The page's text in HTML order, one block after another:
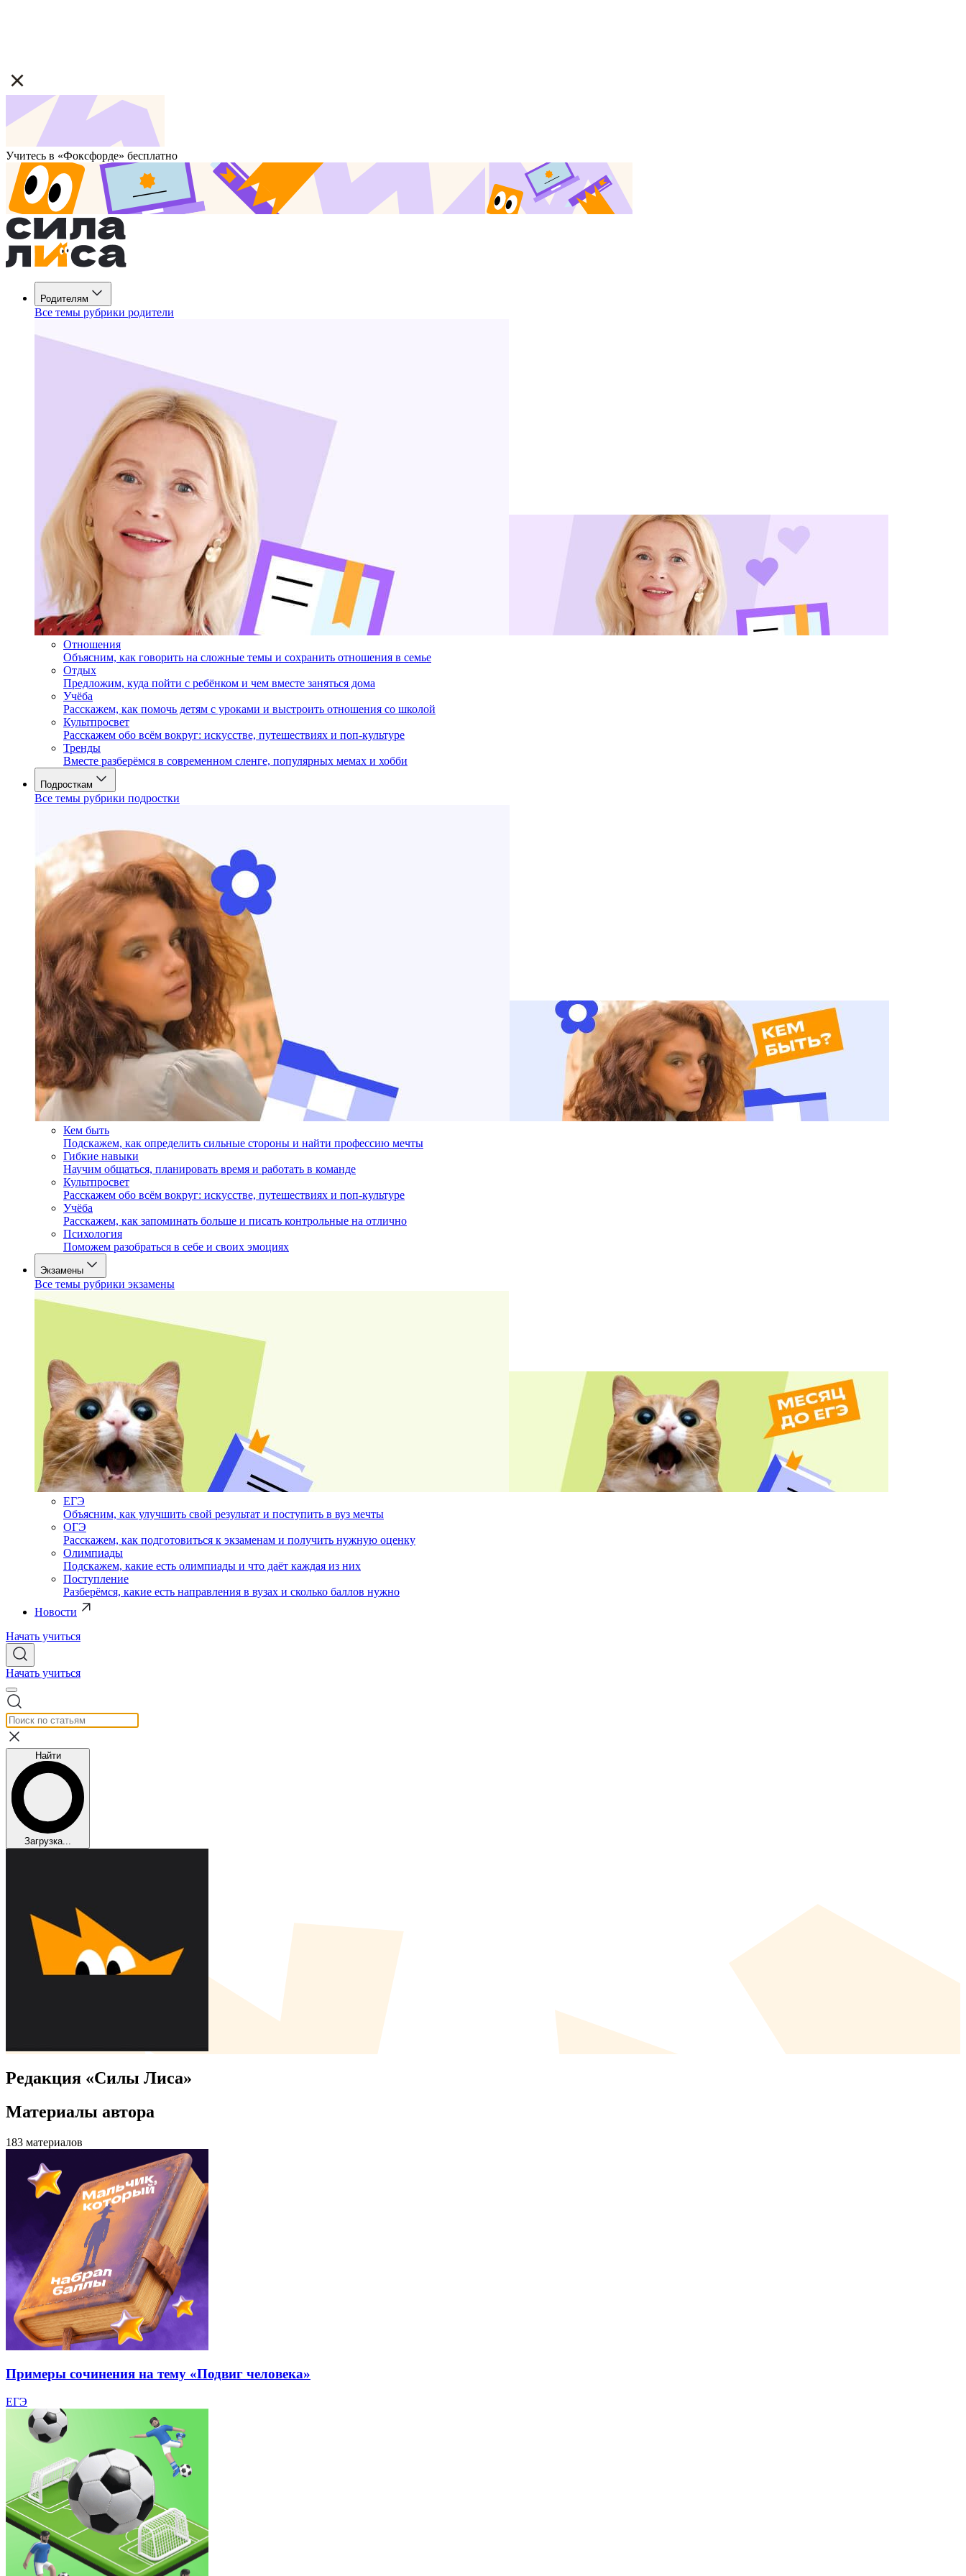
Учитесь в «Фоксфорде» бесплатно
Родителям
Все темы рубрики родители
Отношения
Объясним, как говорить на сложные темы и сохранить отношения в семье
Отдых
Предложим, куда пойти с ребёнком и чем вместе заняться дома
Учёба
Расскажем, как помочь детям с уроками и выстроить отношения со школой
Культпросвет
Расскажем обо всём вокруг: искусстве, путешествиях и поп-культуре
Тренды
Вместе разберёмся в современном сленге, популярных мемах и хобби
Подросткам
Все темы рубрики подростки
Кем быть
Подскажем, как определить сильные стороны и найти профессию мечты
Гибкие навыки
Научим общаться, планировать время и работать в команде
Культпросвет
Расскажем обо всём вокруг: искусстве, путешествиях и поп-культуре
Учёба
Расскажем, как запоминать больше и писать контрольные на отлично
Психология
Поможем разобраться в себе и своих эмоциях
Экзамены
Все темы рубрики экзамены
ЕГЭ
Объясним, как улучшить свой результат и поступить в вуз мечты
ОГЭ
Расскажем, как подготовиться к экзаменам и получить нужную оценку
Олимпиады
Подскажем, какие есть олимпиады и что даёт каждая из них
Поступление
Разберёмся, какие есть направления в вузах и сколько баллов нужно
Новости
Начать учиться
Начать учиться
Найти
Загрузка...
Редакция «Силы Лиса»
Материалы автора
183 материалов
Примеры сочинения на тему «Подвиг человека»
ЕГЭ